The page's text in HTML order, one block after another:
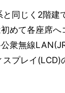
と同じく2階建
めて各座席へ
衆無線
プレイ(LCD)